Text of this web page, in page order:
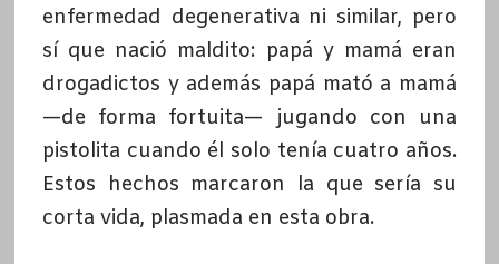
enfermedad degenerativa ni similar, pero
sí que nació maldito: papá y mamá eran
drogadictos y además papá mató a mamá
—de forma fortuita— jugando con una
pistolita cuando él solo tenía cuatro años.
Estos hechos marcaron la que sería su
corta vida, plasmada en esta obra.